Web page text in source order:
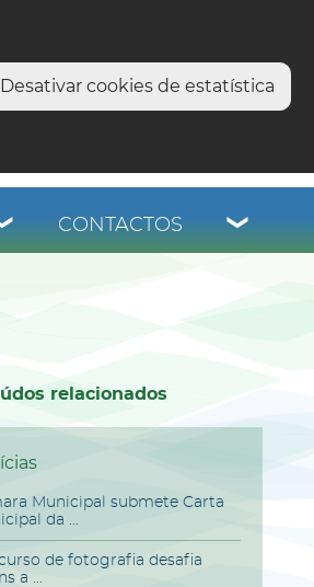
Desativar cookies de estatística
CONTACTOS
relacionados
Municipal submete Carta
da ...
de fotografia desafia
a ...